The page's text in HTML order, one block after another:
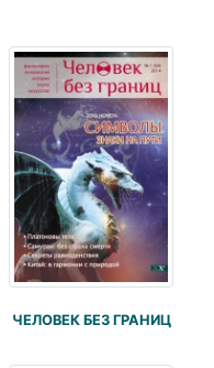
ЧЕЛОВЕК БЕЗ ГРАНИЦ